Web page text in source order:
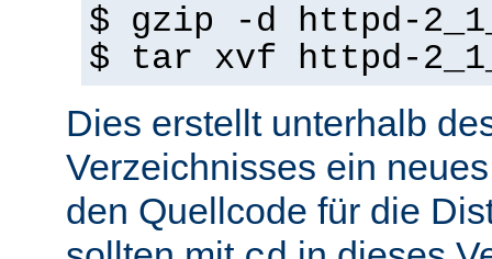
$ gzip -d httpd-
$ tar xvf httpd-
Dies erstellt unterhalb
Verzeichnisses ein
den Quellcode für die